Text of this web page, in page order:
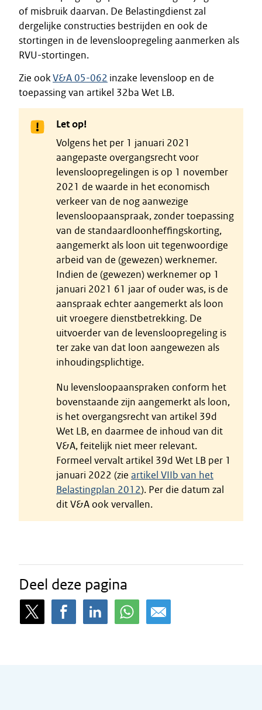
of misbruik daarvan. De Belastingdienst zal
dergelijke constructies bestrijden en ook de
stortingen in de levensloopregeling aanmerken als
RVU-stortingen.
Zie ookV&A 05-062 inzake levensloop en de
toepassing van artikel 32ba Wet LB.
Let op!
Volgens het per 1 januari 2021
aangepaste overgangsrecht voor
levensloopregelingen is op 1 november
2021 de waarde in het economisch
verkeer van de nog aanwezige
levensloopaanspraak, zonder toepassing
van de standaardloonheffingskorting,
aangemerkt als loon uit tegenwoordige
arbeid van de (gewezen) werknemer.
Indien de (gewezen) werknemer op 1
januari 2021 61 jaar of ouder was, is de
aanspraak echter aangemerkt als loon
uit vroegere dienstbetrekking. De
uitvoerder van de levensloopregeling is
ter zake van dat loon aangewezen als
inhoudingsplichtige.
Nu levensloopaanspraken conform het
bovenstaande zijn aangemerkt als loon,
is het overgangsrecht van artikel 39d
Wet LB, en daarmee de inhoud van dit
V&A, feitelijk niet meer relevant.
Formeel vervalt artikel 39d Wet LB per 1
januari 2022 (zie artikel VIIb van het
Belastingplan 2012). Per die datum zal
dit V&A ook vervallen.
Deel deze pagina